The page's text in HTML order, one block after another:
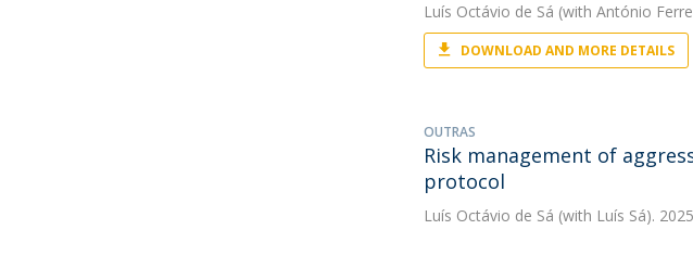
Luís Octávio de Sá (with António
DOWNLOAD AND MORE DETAILS
OUTRAS
Risk management of
protocol
Luís Octávio de Sá (with Luís Sá).